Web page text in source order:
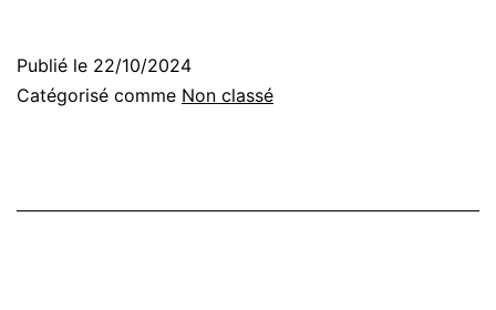
Publié le 22/10/2024
Catégorisé comme Non classé